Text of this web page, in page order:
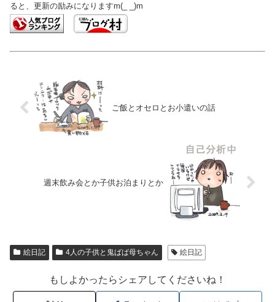
ると、更新の励みになりますm(_ _)m
ご飯とオセロとお小遣いの話
週末飲み会とか子供お泊まりとか
絵日記 4人の子供と鬼ばば母ちゃん 絵日記
もしよかったらシェアしてくださいね！